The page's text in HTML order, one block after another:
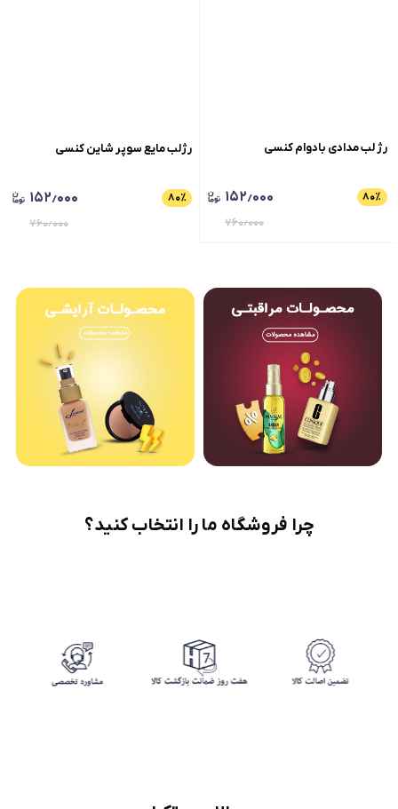
رژ لب مدادی بادوام کنسی
۸۰٪ ۱۵۲٫۰۰۰
۷۶۰٫۰۰۰
رژلب مایع سوپر شاین کنسی
۸۰٪ ۱۵۲٫۰۰۰
۷۶۰٫۰۰۰
چرا فروشگاه ما را انتخاب کنید؟